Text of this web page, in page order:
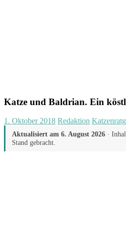
Katze und Baldrian. Ein
1. Oktober 2018 Redaktion
Aktualisiert am 6. August 2026·
Stand gebracht.